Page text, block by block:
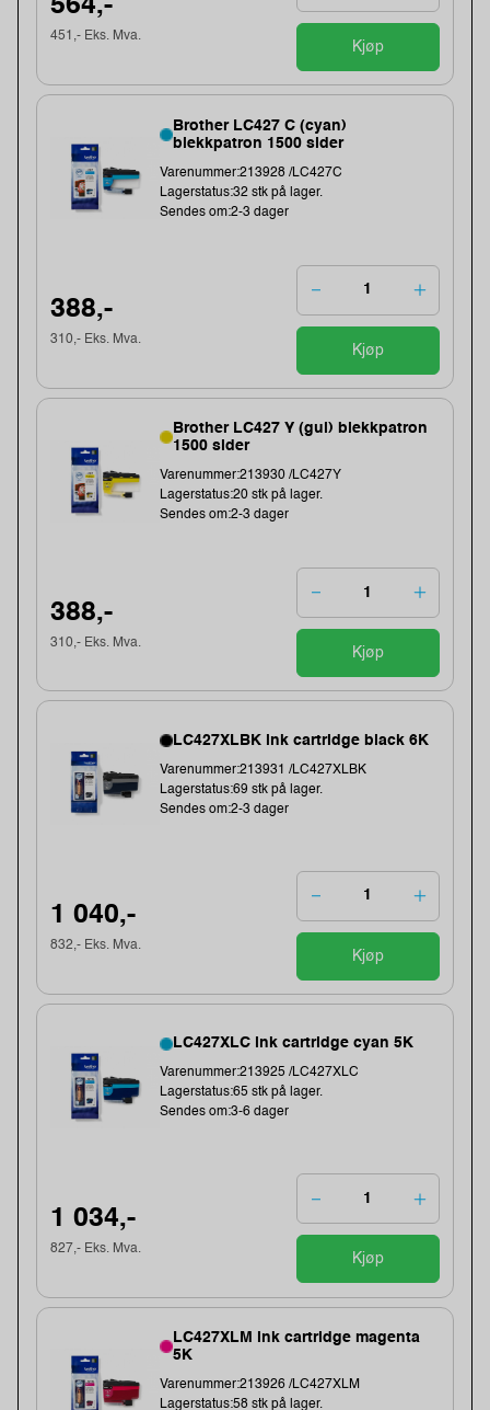
564,-
451,- Eks. Mva.
Kjøp
Brother LC427 C (cyan)
blekkpatron 1500 sider
Varenummer:213928 /LC427C
Lagerstatus:32 stk på lager.
Sendes om:2-3 dager
388,-
310,- Eks. Mva.
Kjøp
Brother LC427 Y (gul) blekkpatron
1500 sider
Varenummer:213930 /LC427Y
Lagerstatus:20 stk på lager.
Sendes om:2-3 dager
388,-
310,- Eks. Mva.
Kjøp
LC427XLBK ink cartridge black 6K
Varenummer:213931 /LC427XLBK
Lagerstatus:69 stk på lager.
Sendes om:2-3 dager
1 040,-
832,- Eks. Mva.
Kjøp
LC427XLC ink cartridge cyan 5K
Varenummer:213925 /LC427XLC
Lagerstatus:65 stk på lager.
Sendes om:3-6 dager
1 034,-
827,- Eks. Mva.
Kjøp
LC427XLM ink cartridge magenta
5K
Varenummer:213926 /LC427XLM
Lagerstatus:58 stk på lager.